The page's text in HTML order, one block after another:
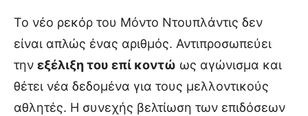
Το νέο ρεκόρ του Μόντο Ντουπλάντις δεν
είναι απλώς ένας αριθμός. Αντιπροσωπεύει
την εξέλιξη του επί κοντώ ως αγώνισμα και
θέτει νέα δεδομένα για τους μελλοντικούς
αθλητές. Η συνεχής βελτίωση των επιδόσεων